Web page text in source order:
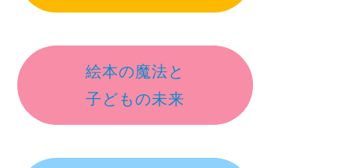
絵本の魔法と
子どもの未来